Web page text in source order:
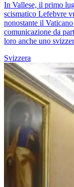
In Vallese, il primo
scismatico Lefebvre
nonostante il
comunicazione da
loro anche uno
Svizzera